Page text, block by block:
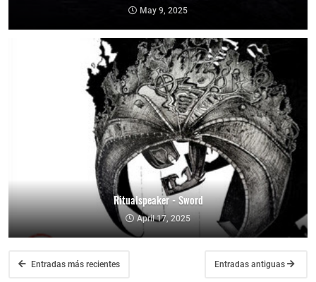
May 9, 2025
Ritualspeaker - Sword
April 17, 2025
Entradas más recientes Entradas antiguas